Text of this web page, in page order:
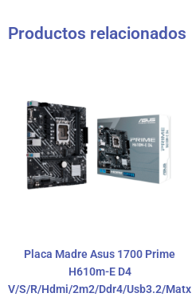
Productos relacionados
Placa Madre Asus 1700 Prime
H610m-E D4
V/S/R/Hdmi/2m2/Ddr4/Usb3.2/Matx